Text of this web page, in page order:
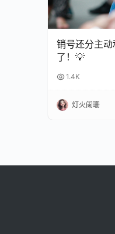
销号还分主
了！💡
1.4K
灯火阑珊